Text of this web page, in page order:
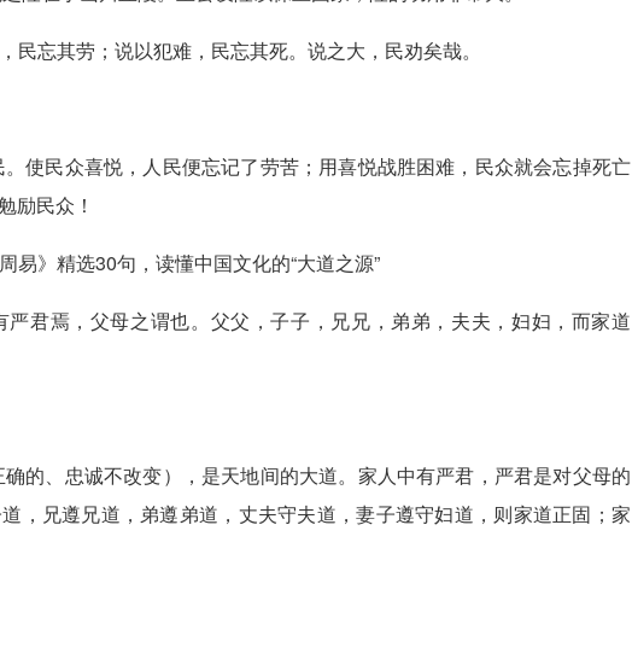
民忘其劳；说以犯难，民忘其死。说之大，民劝矣哉。
。使民众喜悦，人民便忘记了劳苦；用喜悦战胜困难，民众就会忘掉死亡
励民众！
君焉，父母之谓也。父父，子子，兄兄，弟弟，夫夫，妇妇，而家道
确的、忠诚不改变），是天地间的大道。家人中有严君，严君是对父母的
，兄遵兄道，弟遵弟道，丈夫守夫道，妻子遵守妇道，则家道正固；家